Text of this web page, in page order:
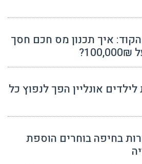
איך תכנון מס חכם חסך
אונליין הפך לנפוץ כל
בחיפה בוחרים הוספת